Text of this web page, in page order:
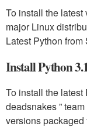
To install the latest
major Linux
Latest Python
Install Python
To install the latest
deadsnakes ”
versions packaged